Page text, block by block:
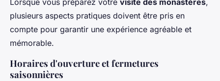
plusieurs aspects pratiques doivent être pris en
compte pour garantir une expérience agréable et
mémorable.
Horaires d'ouverture et fermetures
saisonnières